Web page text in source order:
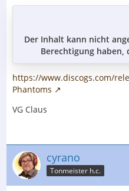
Der Inhalt kann nicht
Berechtigung haben,
https://www.discogs.com/
Phantoms
VG Claus
cyrano
Tonmeister h.c.